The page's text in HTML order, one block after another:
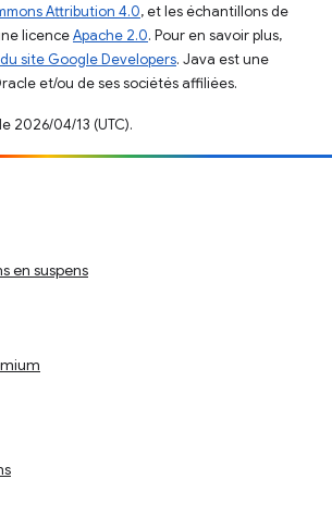
Attribution 4.0, et les échantillons de
licenceApache 2.0. Pour en savoir plus,
site Google Developers. Java est une
et/ou de ses sociétés affiliées.
2026/04/13 (UTC).
en suspens